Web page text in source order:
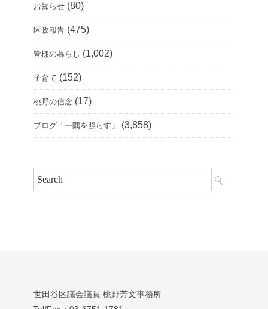
お知らせ (80)
区政報告 (475)
皆様の暮らし (1,002)
子育て (152)
桃野の信念 (17)
ブログ「一隅を照らす」 (3,858)
世田谷区議会議員 桃野芳文事務所